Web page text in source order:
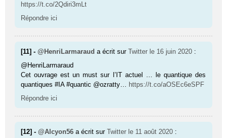
https://t.co/2Qdiri3mLt
Répondre ici
[11] -@HenriLarmaraud a écrit surTwitter le 16 juin 2020 :
@HenriLarmaraud
Cet ouvrage est un must sur l’IT actuel … le quantique des
quantiques #IA #quantic @ozratty… https://t.co/aOSEc6eSPF
Répondre ici
[12] -@Alcyon56 a écrit surTwitter le 11 août 2020 :